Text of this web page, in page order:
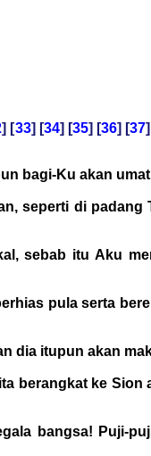
] [33] [34] [35] [36] [37
bagi-Ku akan
seperti di padang
sebab itu Aku
pula serta
dia itupun akan
berangkat ke Sion
bangsa! Puji-